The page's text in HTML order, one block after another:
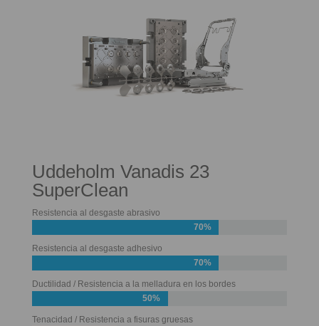
Uddeholm Vanadis 23
SuperClean
Resistencia al desgaste abrasivo
70%
Resistencia al desgaste adhesivo
70%
Ductilidad / Resistencia a la melladura en los bordes
50%
Tenacidad / Resistencia a fisuras gruesas